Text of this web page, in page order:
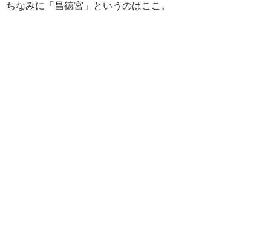
ちなみに「昌徳宮」というのはここ。